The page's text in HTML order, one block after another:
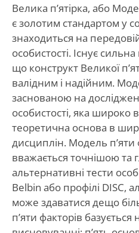
Велика п’ятірка, або
є золотим стандартом у
знаходиться на
особистості. Існує
що конструкт Великої
валідним і надійним.
заснованою на
особистості, яка широко
теоретична основа в
дисциплін. Модель п’яти
вважається точнішою та
альтернативні тести
Belbin або профілі DISC,
може здаватися дещо
п’яти факторів